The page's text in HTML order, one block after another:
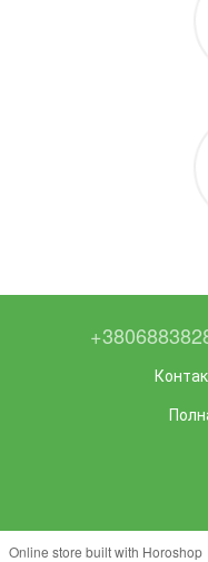
Online store built with Horoshop